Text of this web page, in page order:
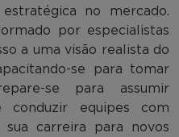
no mercado.
por especialistas
a uma visão realista do
se para tomar
se para assumir
conduzir equipes com
sua carreira para novos